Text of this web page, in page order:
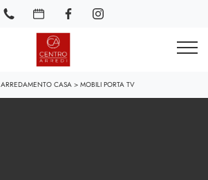
ARREDAMENTO CASA > MOBILI PORTA TV